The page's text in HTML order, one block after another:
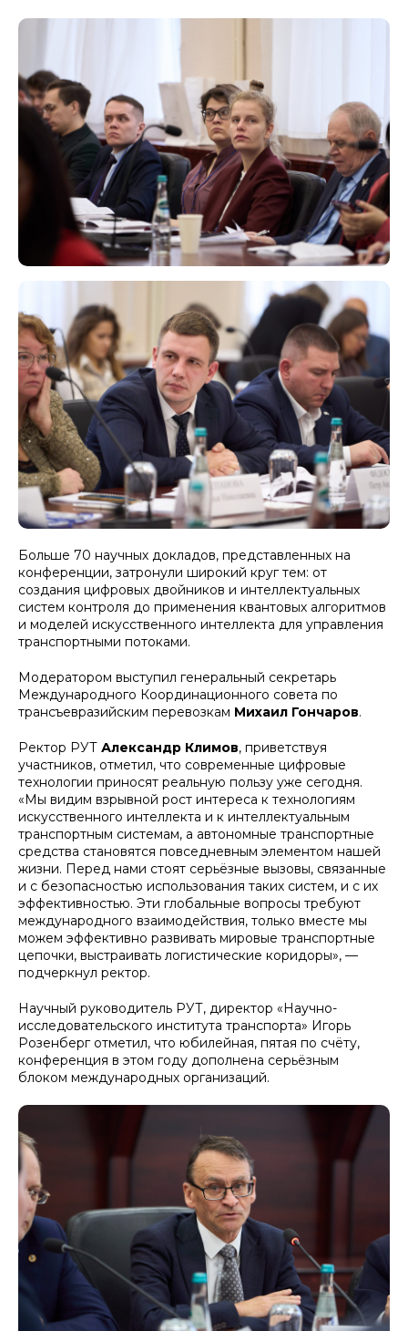
Больше 70 научных докладов, представленных на
конференции, затронули широкий круг тем: от
создания цифровых двойников и интеллектуальных
систем контроля до применения квантовых алгоритмов
и моделей искусственного интеллекта для управления
транспортными потоками.
Модератором выступил генеральный секретарь
Международного Координационного совета по
трансъевразийским перевозкам Михаил Гончаров.
Ректор РУТ Александр Климов, приветствуя
участников, отметил, что современные цифровые
технологии приносят реальную пользу уже сегодня.
«Мы видим взрывной рост интереса к технологиям
искусственного интеллекта и к интеллектуальным
транспортным системам, а автономные транспортные
средства становятся повседневным элементом нашей
жизни. Перед нами стоят серьёзные вызовы, связанные
и с безопасностью использования таких систем, и с их
эффективностью. Эти глобальные вопросы требуют
международного взаимодействия, только вместе мы
можем эффективно развивать мировые транспортные
цепочки, выстраивать логистические коридоры», —
подчеркнул ректор.
Научный руководитель РУТ, директор «Научно-
исследовательского института транспорта» Игорь
Розенберг отметил, что юбилейная, пятая по счёту,
конференция в этом году дополнена серьёзным
блоком международных организаций.